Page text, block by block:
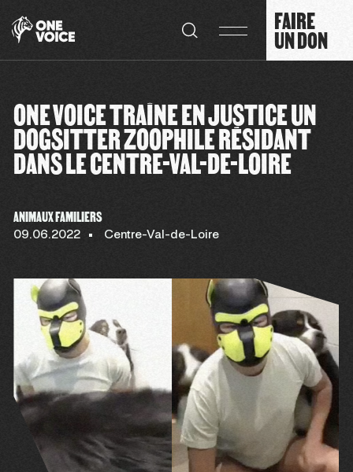
FAIRE
UN DON
ONE VOICE TRAÎNE EN JUSTICE UN
DOGSITTER ZOOPHILE RÉSIDANT
DANS LE CENTRE-VAL-DE-LOIRE
ANIMAUX FAMILIERS
09.06.2022 Centre-Val-de-Loire